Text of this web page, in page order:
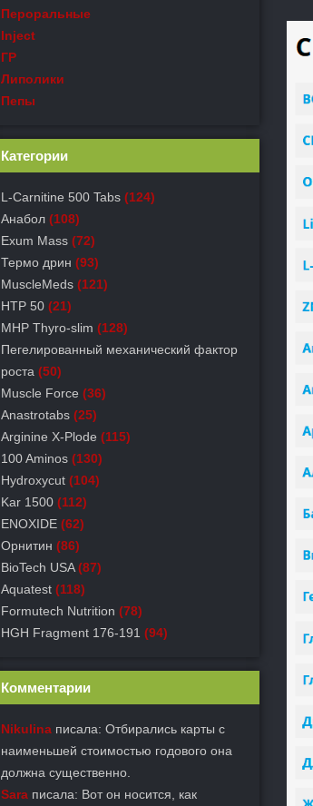
Пероральные
Inject
ГР
Липолики
Пепы
Категории
L-Carnitine 500 Tabs (124)
Анабол (108)
Exum Mass (72)
Термо дрин (93)
MuscleMeds (121)
HTP 50 (21)
MHP Thyro-slim (128)
Пегелированный механический фактор
роста (50)
Muscle Force (36)
Anastrotabs (25)
Arginine X-Plode (115)
100 Aminos (130)
Hydroxycut (104)
Kar 1500 (112)
ENOXIDE (62)
Орнитин (86)
BioTech USA (87)
Aquatest (118)
Formutech Nutrition (78)
HGH Fragment 176-191 (94)
Комментарии
Nikulina писала: Отбирались карты с
наименьшей стоимостью годового она
должна существенно.
Sara писала: Вот он носится, как